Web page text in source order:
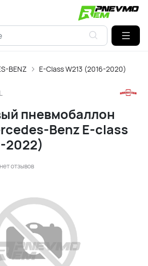
BENZ E-Class W213 (2016-2020)
пневмобаллон
Benz E-class
2022)
нет отзывов